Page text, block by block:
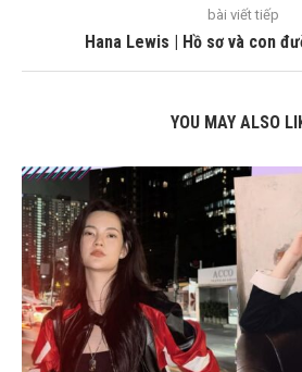
bài viết tiếp
Hana Lewis | Hồ sơ và con
YOU MAY ALSO